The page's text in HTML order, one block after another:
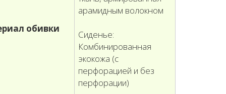
обивки
арамидным волокном
Сиденье:
Комбинированная
экокожа (с
перфорацией и без
перфорации)